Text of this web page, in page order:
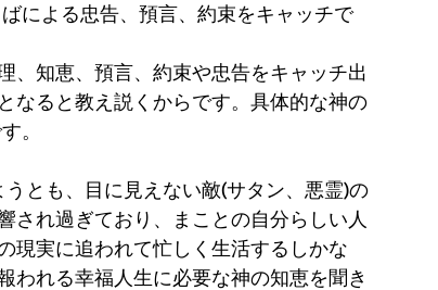
による忠告、預言、約束をキャッチで
、知恵、預言、約束や忠告をキャッチ出
なると教え説くからです。具体的な神の
。
とも、目に見えない敵(サタン、悪霊)の
され過ぎており、まことの自分らしい人
現実に追われて忙しく生活するしかな
われる幸福人生に必要な神の知恵を聞き